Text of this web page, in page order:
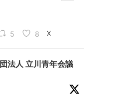
5 8 X
法人 立川青年会議